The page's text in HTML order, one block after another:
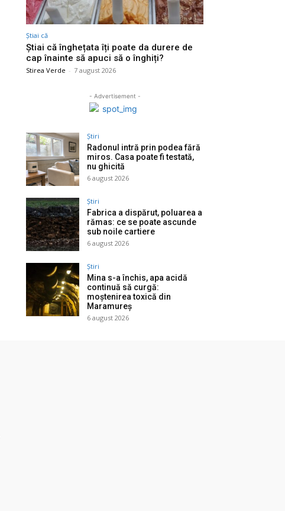
Știai că
Știai că înghețata îți poate da durere de
cap înainte să apuci să o înghiți?
Stirea Verde - 7 august 2026
- Advertisement -
Știri
Radonul intră prin podea fără
miros. Casa poate fi testată,
nu ghicită
6 august 2026
Știri
Fabrica a dispărut, poluarea a
rămas: ce se poate ascunde
sub noile cartiere
6 august 2026
Știri
Mina s-a închis, apa acidă
continuă să curgă:
moștenirea toxică din
Maramureș
6 august 2026